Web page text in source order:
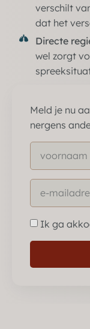
verschilt
dat het
Directe
wel zorgt
Meld je nu
nergens
Ik ga